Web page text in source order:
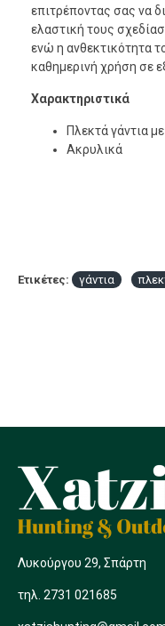
επιτρέποντας σας να
ελαστική τους
ενώ η ανθεκτικότητα
καθημερινή χρήση σε
Χαρακτηριστικά
Πλεκτά γάντια
Ακρυλικά
Ετικέτες: γάντια
Λυκούργου 29, Σπάρτη
τηλ. 2731 021685